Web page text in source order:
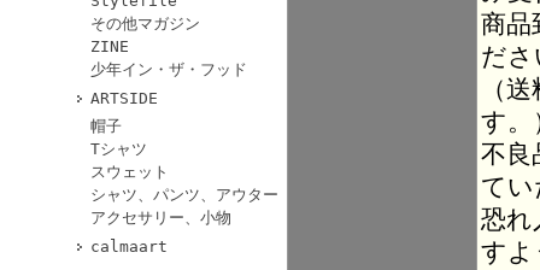
その他マガジン
ZINE
少年イン・ザ・フッド
ARTSIDE
帽子
Tシャツ
スウェット
シャツ、パンツ、アウター
アクセサリー、小物
calmaart
商品
だ
（
す。
不良
て
恐れ
すよ